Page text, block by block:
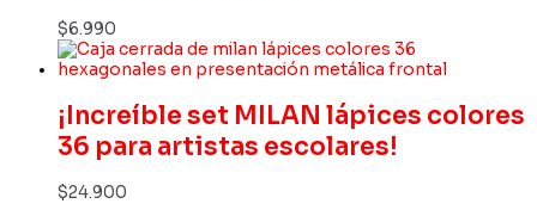
$6.990
¡Increíble set MILAN lápices colores
36 para artistas escolares!
$24.900